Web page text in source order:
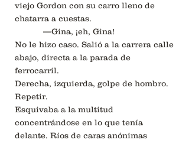
viejo Gordon con su carro lleno de
chatarra a cuestas.
—Gina, ¡eh, Gina!
No le hizo caso. Salió a la carrera calle
abajo, directa a la parada de
ferrocarril.
Derecha, izquierda, golpe de hombro.
Repetir.
Esquivaba a la multitud
concentrándose en lo que tenía
delante. Ríos de caras anónimas